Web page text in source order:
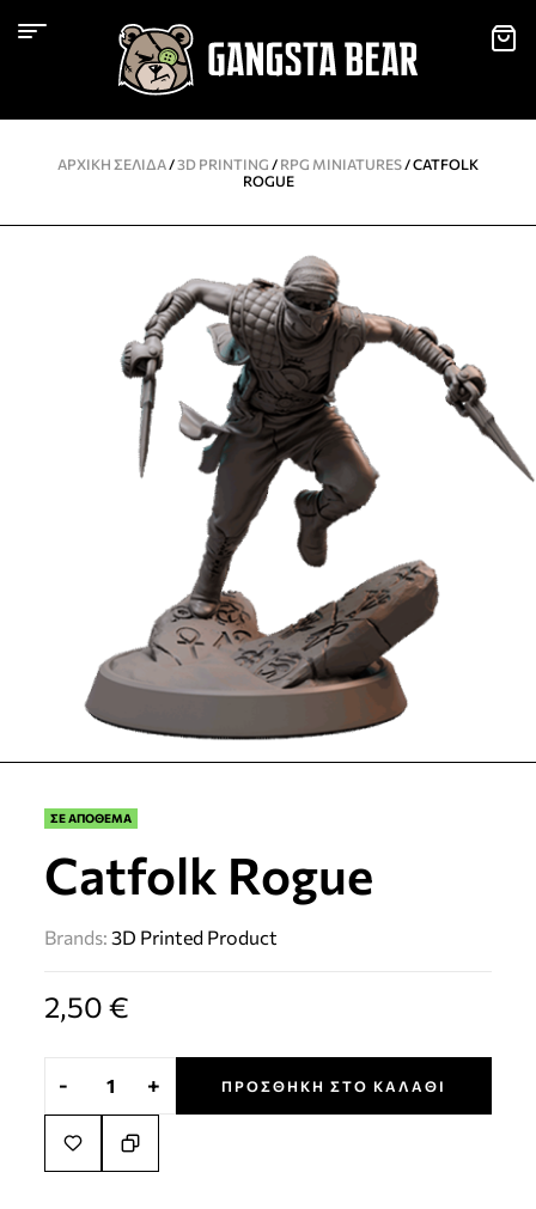
ΑΡΧΙΚΉ ΣΕΛΊΔΑ/3D PRINTING / RPG MINIATURES/ CATFOLK
ROGUE
ΣΕ ΑΠΟΘΕΜΑ
Catfolk Rogue
Brands: 3D Printed Product
2,50€
- + ΠΡΟΣΘΉΚΗ ΣΤΟ ΚΑΛΆΘΙ